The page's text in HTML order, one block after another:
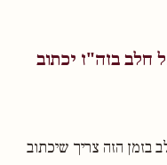
בזה"ז יכתוב
הזה צריך שיכתוב